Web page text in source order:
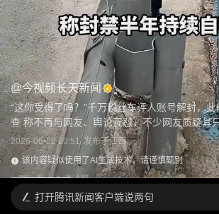
@今视频长天新闻
“这你受得了吗？”千万粉丝车评人账号解封，
查 称不再与网友、舆论互怼，不少网友质疑其
2026-06-22 20:51 发布于江西
该内容疑似使用了AI生成技术，请谨慎甄别
打开腾讯新闻客户端说两句